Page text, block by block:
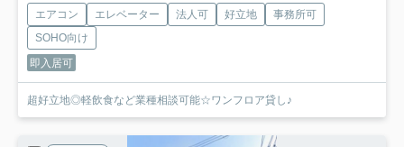
エアコン エレベーター 法人可 好立地
事務所可
SOHO向け
即入居可
超好立地◎軽飲食など業種相談可能☆ワンフロア貸し♪